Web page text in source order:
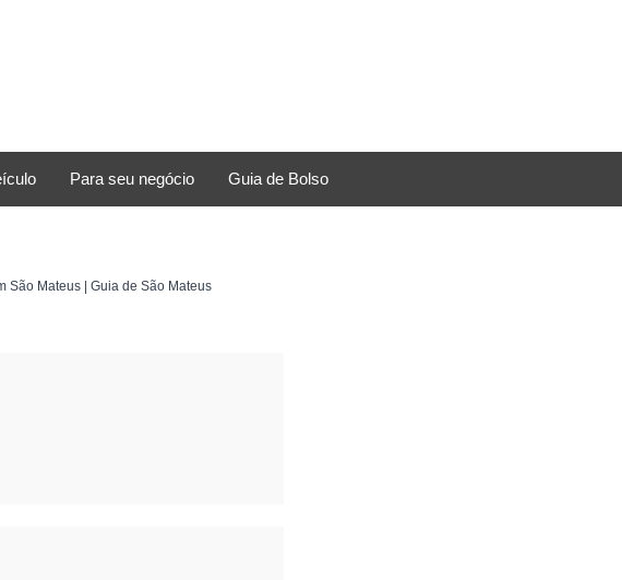
Para seu negócio Guia de Bolso
São Mateus | Guia de São Mateus